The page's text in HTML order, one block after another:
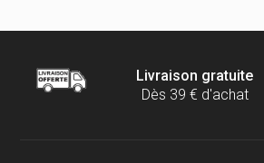
Livraison gratuite
Dès 39 € d'achat